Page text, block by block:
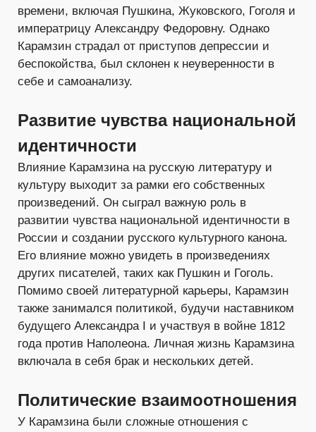
времени, включая Пушкина, Жуковского, Гоголя и
императрицу Александру Федоровну. Однако
Карамзин страдал от приступов депрессии и
беспокойства, был склонен к неуверенности в
себе и самоанализу.
Развитие чувства национальной
идентичности
Влияние Карамзина на русскую литературу и
культуру выходит за рамки его собственных
произведений. Он сыграл важную роль в
развитии чувства национальной идентичности в
России и создании русского культурного канона.
Его влияние можно увидеть в произведениях
других писателей, таких как Пушкин и Гоголь.
Помимо своей литературной карьеры, Карамзин
также занимался политикой, будучи наставником
будущего Александра I и участвуя в войне 1812
года против Наполеона. Личная жизнь Карамзина
включала в себя брак и нескольких детей.
Политические взаимоотношения
У Карамзина были сложные отношения с